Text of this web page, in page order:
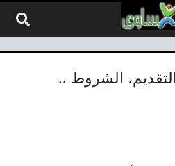
الشروط ..